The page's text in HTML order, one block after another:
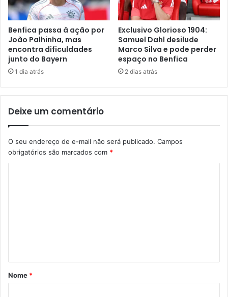
Benfica passa à ação por
João Palhinha, mas
encontra dificuldades
junto do Bayern
1 dia atrás
Exclusivo Glorioso 1904:
Samuel Dahl desilude
Marco Silva e pode perder
espaço no Benfica
2 dias atrás
Deixe um comentário
O seu endereço de e-mail não será publicado. Campos
obrigatórios são marcados com *
á
r
Nome *